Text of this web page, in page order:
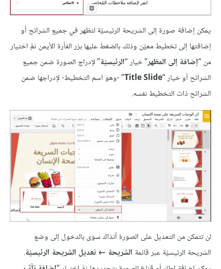
يمكن إضافة صورة إلى الشريحة الرئيسيَّة لتظهر في جميع الشرائح أو
إضافتها إلى تخطيط معيَّن وذلك بالضغط عليها بزر الفأرة الأيمن ثمَّ اختيار
من “إضافة إلى المظهر” خيار “الرئيسيَّة” لإدراج الصورة ضمن جميع
الشرائح أو خيار “Title Slide” -وهو اسم التخطيط- لإدراجها ضمن
الشرائح ذات التخطيط نفسه.
لن تتمكن من التعديل على الصورة آنذاك سوى بالدخول إلى وضع
الشريحة الرئيسيَّة عبر قائمة الشريحة ← تعديل الشريحة الرئيسيَّة.